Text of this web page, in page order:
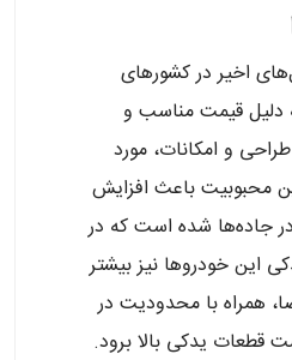
اخیر در کشورهای
دلیل قیمت مناسب و
و امکانات، مورد
محبوبیت باعث افزایش
جاده‌ها شده است که در
این خودروها نیز بیشتر
همراه با محدودیت در
قطعات یدکی بالا برود.